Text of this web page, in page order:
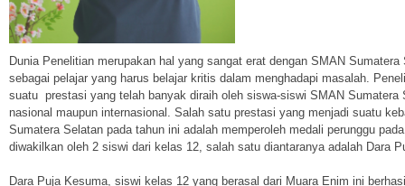
Dunia Penelitian merupakan hal yang sangat erat dengan SMAN Sumatera
sebagai pelajar yang harus belajar kritis dalam menghadapi masalah.
suatu prestasi yang telah banyak diraih oleh siswa-siswi SMAN Sumatera
nasional maupun internasional. Salah satu prestasi yang menjadi suatu
Sumatera Selatan pada tahun ini adalah memperoleh medali perunggu
diwakilkan oleh 2 siswi dari kelas 12, salah satu diantaranya adalah Dara
Dara Puja Kesuma, siswi kelas 12 yang berasal dari Muara Enim ini